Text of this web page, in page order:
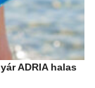
ADRIA halas